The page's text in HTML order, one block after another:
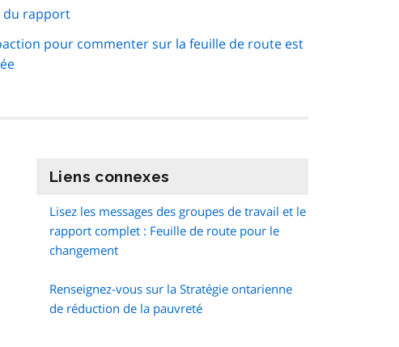
du rapport
pour commenter sur la feuille de route est
Liens connexes
Lisez les messages des groupes de travail et le
rapport complet : Feuille de route pour le
changement
Renseignez-vous sur la Stratégie ontarienne
de réduction de la pauvreté